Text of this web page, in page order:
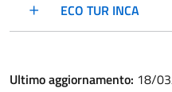
ECO TUR INCA
Ultimo aggiornamento: 18/